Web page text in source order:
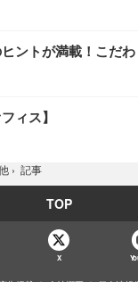
ントが満載！こだ
ィス】
› 記事
TOP
X